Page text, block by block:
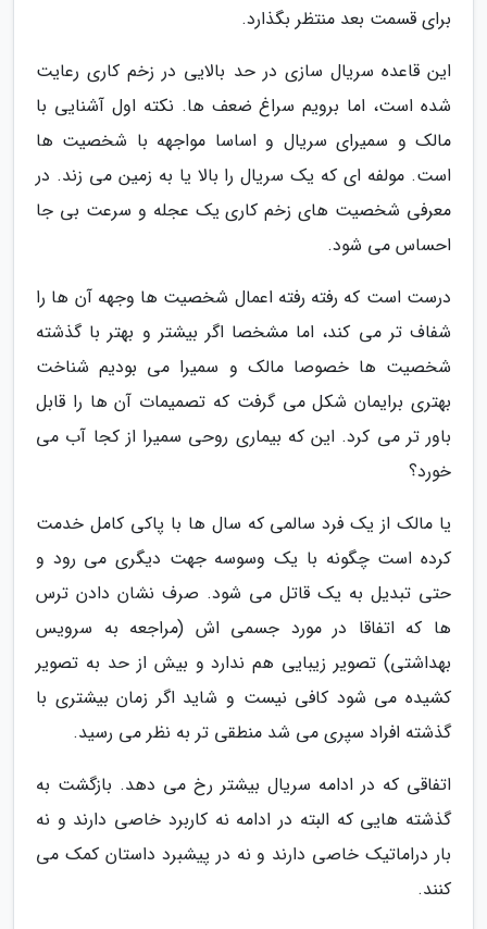
برای قسمت بعد منتظر بگذارد.
این قاعده سریال سازی در حد بالایی در زخم کاری رعایت
شده است، اما برویم سراغ ضعف ها. نکته اول آشنایی با
مالک و سمیرای سریال و اساسا مواجهه با شخصیت ها
است. مولفه ای که یک سریال را بالا یا به زمین می زند. در
معرفی شخصیت های زخم کاری یک عجله و سرعت بی جا
احساس می شود.
درست است که رفته رفته اعمال شخصیت ها وجهه آن ها را
شفاف تر می کند، اما مشخصا اگر بیشتر و بهتر با گذشته
شخصیت ها خصوصا مالک و سمیرا می بودیم شناخت
بهتری برایمان شکل می گرفت که تصمیمات آن ها را قابل
باور تر می کرد. این که بیماری روحی سمیرا از کجا آب می
خورد؟
یا مالک از یک فرد سالمی که سال ها با پاکی کامل خدمت
کرده است چگونه با یک وسوسه جهت دیگری می رود و
حتی تبدیل به یک قاتل می شود. صرف نشان دادن ترس
ها که اتفاقا در مورد جسمی اش (مراجعه به سرویس
بهداشتی) تصویر زیبایی هم ندارد و بیش از حد به تصویر
کشیده می شود کافی نیست و شاید اگر زمان بیشتری با
گذشته افراد سپری می شد منطقی تر به نظر می رسید.
اتفاقی که در ادامه سریال بیشتر رخ می دهد. بازگشت به
گذشته هایی که البته در ادامه نه کاربرد خاصی دارند و نه
بار دراماتیک خاصی دارند و نه در پیشبرد داستان کمک می
کنند.